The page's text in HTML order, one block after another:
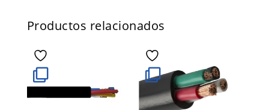
Productos relacionados